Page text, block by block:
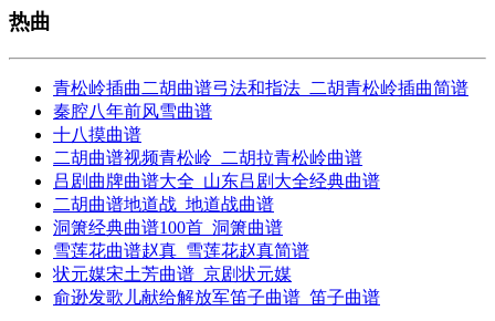
热曲
青松岭插曲二胡曲谱弓法和指法_二胡青松岭插曲简谱
秦腔八年前风雪曲谱
十八摸曲谱
二胡曲谱视频青松岭_二胡拉青松岭曲谱
吕剧曲牌曲谱大全_山东吕剧大全经典曲谱
二胡曲谱地道战_地道战曲谱
洞箫经典曲谱100首_洞箫曲谱
雪莲花曲谱赵真_雪莲花赵真简谱
状元媒宋土芳曲谱_京剧状元媒
俞逊发歌儿献给解放军笛子曲谱_笛子曲谱